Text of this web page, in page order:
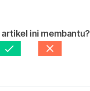
artikel ini membantu?